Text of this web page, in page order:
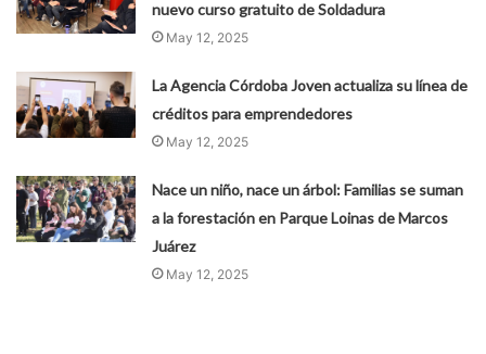
nuevo curso gratuito de Soldadura
May 12, 2025
La Agencia Córdoba Joven actualiza su línea de
créditos para emprendedores
May 12, 2025
Nace un niño, nace un árbol: Familias se suman
a la forestación en Parque Loinas de Marcos
Juárez
May 12, 2025